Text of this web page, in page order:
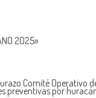
2025»
Comité Operativo
preventivas por